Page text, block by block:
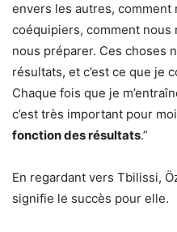
envers les autres, comment
coéquipiers, comment nous
nous préparer. Ces choses
résultats, et c’est ce que je
Chaque fois que je
c’est très important pour
fonction des résultats.”
En regardant vers Tbilissi,
signifie le succès pour elle.